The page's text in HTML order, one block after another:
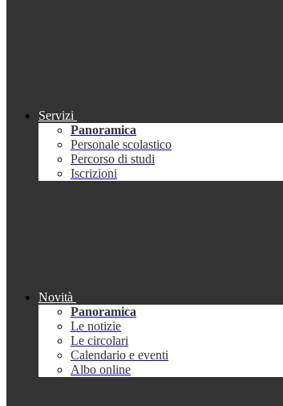
Servizi
Panoramica
Personale scolastico
Percorso di studi
Iscrizioni
Novità
Panoramica
Le notizie
Le circolari
Calendario e eventi
Albo online